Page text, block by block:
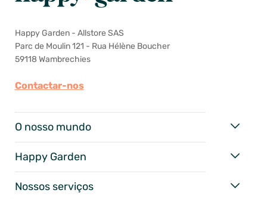
Happy Garden - Allstore SAS
Parc de Moulin 121 - Rua Hélène Boucher
59118 Wambrechies
Contactar-nos
O nosso mundo
Happy Garden
Nossos serviços